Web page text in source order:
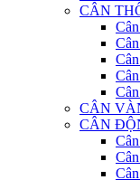
CÂN
CÂN
CÂN